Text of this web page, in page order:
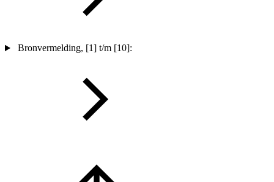
Bronvermelding, [1] t/m [10]: